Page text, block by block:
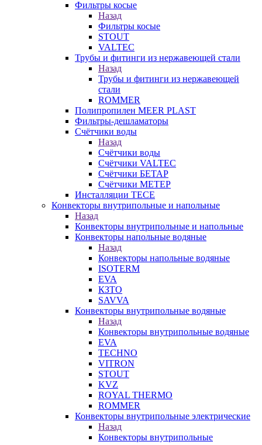
Фильтры косые
Назад
Фильтры косые
STOUT
VALTEC
Трубы и фитинги из нержавеющей стали
Назад
Трубы и фитинги из нержавеющей
стали
ROMMER
Полипропилен MEER PLAST
Фильтры-дешламаторы
Счётчики воды
Назад
Счётчики воды
Счётчики VALTEC
Счётчики БЕТАР
Счётчики МЕТЕР
Инсталляции TECE
Конвекторы внутрипольные и напольные
Назад
Конвекторы внутрипольные и напольные
Конвекторы напольные водяные
Назад
Конвекторы напольные водяные
ISOTERM
EVA
КЗТО
SAVVA
Конвекторы внутрипольные водяные
Назад
Конвекторы внутрипольные водяные
EVA
TECHNO
VITRON
STOUT
KVZ
ROYAL THERMO
ROMMER
Конвекторы внутрипольные электрические
Назад
Конвекторы внутрипольные